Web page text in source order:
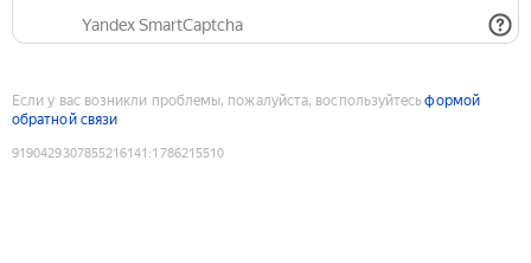
Yandex SmartCaptcha
Если у вас возникли проблемы, пожалуйста, воспользуйтесьформой
обратной связи
9190429307855216141 :1786215510